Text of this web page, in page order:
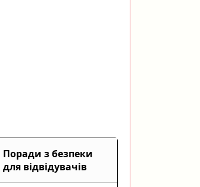
Поради з безпеки
для відвідувачів